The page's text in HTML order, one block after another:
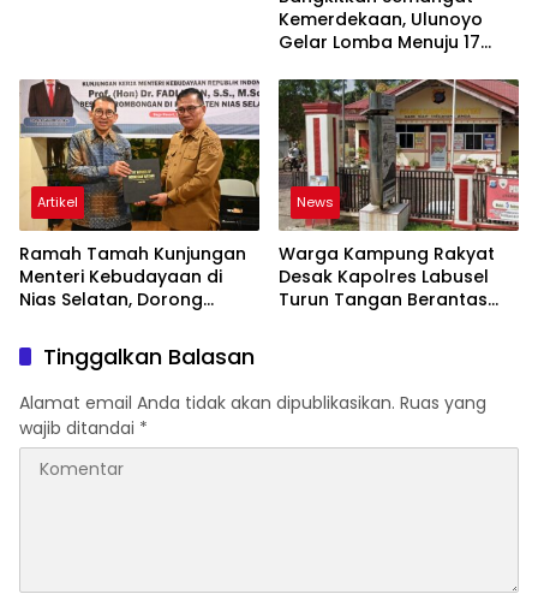
Kemerdekaan, Ulunoyo
Gelar Lomba Menuju 17
Artikel
Ramah Tamah Kunjungan
Menteri Kebudayaan di
Nias Selatan, Dorong
Target UNESCO
News
Warga Kampung Rakyat
Desak Kapolres Labusel
Turun Tangan Berantas
Tinggalkan Balasan
Alamat email Anda tidak akan dipublikasikan. Ruas yang
wajib ditandai *